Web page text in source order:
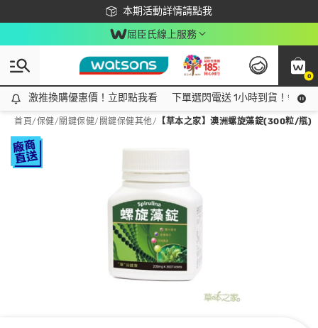
本期活動詳情請點我
下載app最高回饋$350
屈臣氏線上服務
0
激推換購優惠價！立即點我看
激推換購優惠價！立即點我看 下單選閃電送 1小時到貨！領神
首頁/保健/ 關鍵保健/ 關鍵保健其他/ 【草本之家】澳洲螺旋藻錠(300粒/瓶)